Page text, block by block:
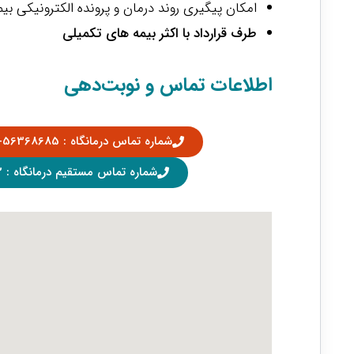
امکان پیگیری روند درمان و پرونده الکترونیکی
طرف قرارداد با اکثر بیمه های تکمیلی
اطلاعات تماس و نوبت‌دهی
شماره تماس درمانگاه : 56368685-021 داخلی 1111،1110
شماره تماس مستقیم درمانگاه : 56358422-021